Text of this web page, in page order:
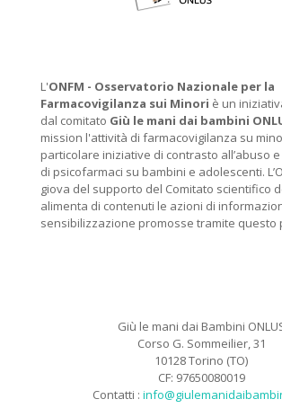
L'ONFM - Osservatorio Nazionale per la
Farmacovigilanza sui Minori è un
dal comitato Giù le mani dai bambini
mission l'attività di farmacovigilanza su
particolare iniziative di contrasto all’abuso
di psicofarmaci su bambini e adolescenti.
giova del supporto del Comitato scientifico
alimenta di contenuti le azioni di
sensibilizzazione promosse tramite questo
Giù le mani dai Bambini
Corso G. Sommeilier, 31
10128 Torino (TO)
CF: 97650080019
Contatti :